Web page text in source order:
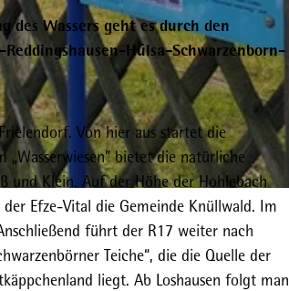
Wassers geht es durch den
Hülsa-Schwarzenborn-
Von hier aus startet die
bietet die natürliche
und Klein. Auf der Höhe der Hohlebach
Efze-Vital die Gemeinde Knüllwald. Im
führt der R17 weiter nach
Teiche“, die die Quelle der
liegt. Ab Loshausen folgt man